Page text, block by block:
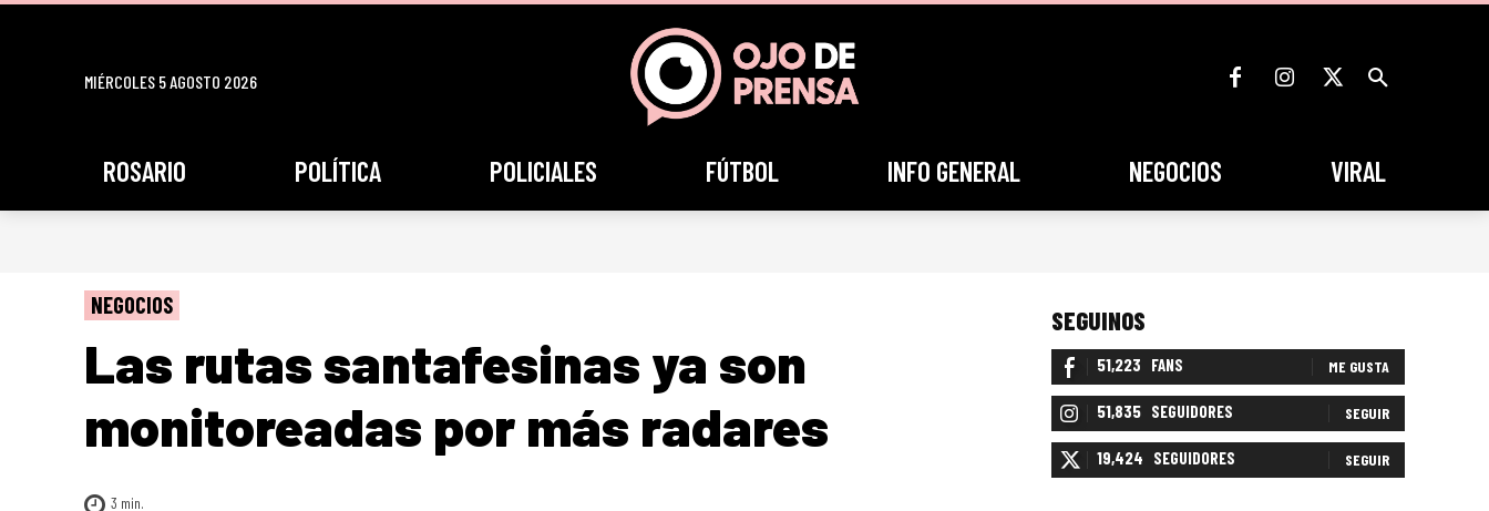
MIÉRCOLES 5 AGOSTO 2026
ROSARIO POLÍTICA POLICIALES FÚTBOL INFO GENERAL NEGOCIOS VIRAL
NEGOCIOS
Las rutas santafesinas ya son
monitoreadas por más radares
3 min.
SEGUINOS
51,223 FANS ME GUSTA
51,835 SEGUIDORES SEGUIR
19,424 SEGUIDORES SEGUIR